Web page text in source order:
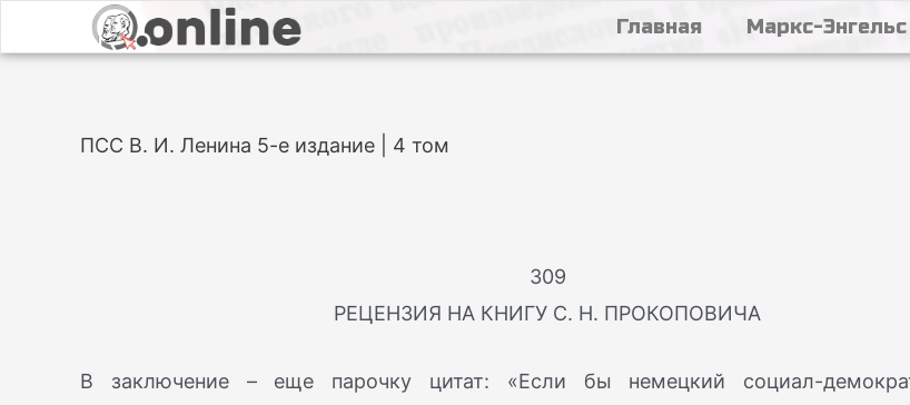
Главная Маркс-Энгельс
ПСС В. И. Ленина 5-е издание | 4 том
309
РЕЦЕНЗИЯ НА КНИГУ С. Н. ПРОКОПОВИЧА
В заключение – еще парочку цитат: «Если бы немецкий социал-